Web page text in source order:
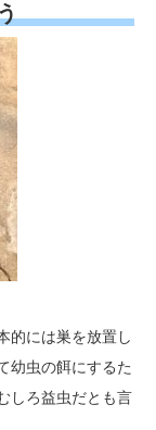
的には巣を放置し
幼虫の餌にするた
しろ益虫だとも言